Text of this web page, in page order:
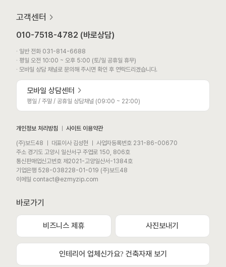
고객센터
010-7518-4782 (바로상담)
∙ 일반 전화 031-814-6688
∙ 평일 오전 10:00 ~ 오후 5:00 (토/일 공휴일 휴무)
∙ 모바일 상담 채널로 문의해 주시면 확인 후 연락드리겠습니다.
모바일 상담센터
평일 / 주말 / 공휴일 상담채널 (09:00 ~ 22:00)
개인정보 처리방침 ㅣ 사이트 이용약관
(주)보드48 ㅣ 대표이사 김성현 ㅣ 사업자등록번호 231-86-00670
주소 경기도 고양시 일산서구 주엽로 150, 806호
통신판매업신고번호 제2021-고양일산서-1384호
기업은행 528-038228-01-019 (주)보드48
이메일 contact@ezmyzip.com
바로가기
비즈니스 제휴 사진보내기
인테리어 업체신가요? 건축자재 보기
모바일 상담채널
평일 / 주말 / 공휴일 상담채널 (09:00 ~ 22:00)